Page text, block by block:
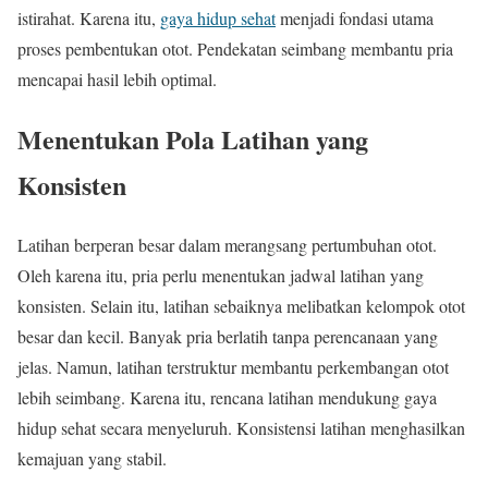
istirahat. Karena itu, gaya hidup sehatmenjadi fondasi utama
proses pembentukan otot. Pendekatan seimbang membantu pria
mencapai hasil lebih optimal.
Menentukan Pola Latihan yang
Konsisten
Latihan berperan besar dalam merangsang pertumbuhan otot.
Oleh karena itu, pria perlu menentukan jadwal latihan yang
konsisten. Selain itu, latihan sebaiknya melibatkan kelompok otot
besar dan kecil. Banyak pria berlatih tanpa perencanaan yang
jelas. Namun, latihan terstruktur membantu perkembangan otot
lebih seimbang. Karena itu, rencana latihan mendukung gaya
hidup sehat secara menyeluruh. Konsistensi latihan menghasilkan
kemajuan yang stabil.